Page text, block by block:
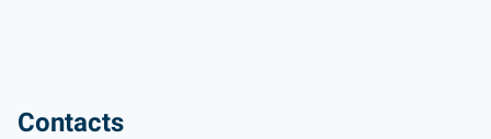
Contacts